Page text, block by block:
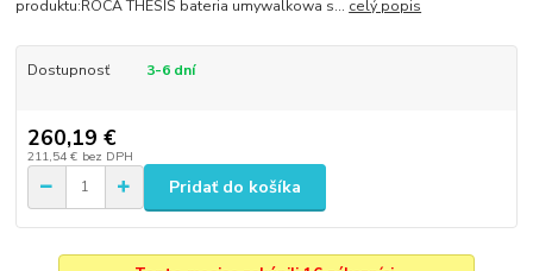
produktu:ROCA THESIS bateria umywalkowa s... celý popis
Dostupnosť 3-6 dní
260,19 €
211,54 € bez DPH
Pridať do košíka